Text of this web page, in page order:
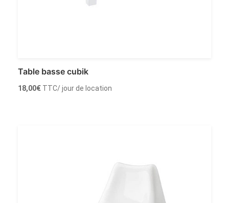
Table basse cubik
18,00€ TTC/ jour de location